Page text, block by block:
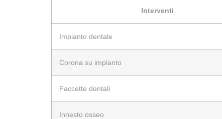
Interventi
Impianto dentale
Corona su impianto
Faccette dentali
Innesto osseo